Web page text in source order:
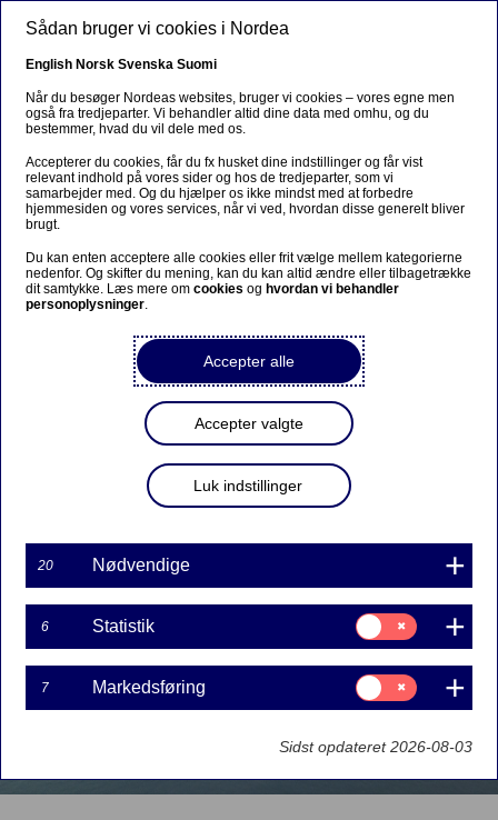
Gå til hovedindhold
Chefstrategens hjørne
Angrebet på Iran: Skal du som
Josephine Cetti
03-03-2026
Olieprisen steg og aktiemarkeder i Europa og
Asien faldt efter USA og Israels militære aktion i
Iran. Men historien viser, at panik sjældent er den
rigtige strategi. Her er, hvad du skal vide om
situationen – og hvorfor du bør holde fast i din
investeringsstrategi.
Sådan bruger vi cookies i Nordea
English Norsk Svenska Suomi
Når du besøger Nordeas websites, bruger vi cookies – vores egne men
også fra tredjeparter. Vi behandler altid dine data med omhu, og du
bestemmer, hvad du vil dele med os.
Accepterer du cookies, får du fx husket dine indstillinger og får vist
relevant indhold på vores sider og hos de tredjeparter, som vi
samarbejder med. Og du hjælper os ikke mindst med at forbedre
hjemmesiden og vores services, når vi ved, hvordan disse generelt bliver
brugt.
Du kan enten acceptere alle cookies eller frit vælge mellem kategorierne
nedenfor. Og skifter du mening, kan du kan altid ændre eller tilbagetrække
dit samtykke. Læs mere omcookies og hvordan vi behandler
personoplysninger.
Accepter alle
Accepter valgte
Luk indstillinger
20 Nødvendige
6 Statistik
Samtykke
til:
Statistik
7 Markedsføring
Samtykke
til:
Markedsføring
Sidst opdateret 2026-08-03